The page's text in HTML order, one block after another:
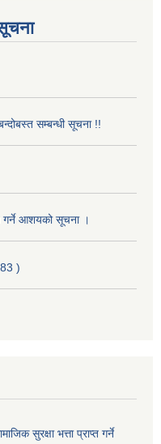
सम्बन्धी सूचना !!
गर्ने आशयको सूचना ।
)
सुरक्षा भत्ता प्राप्त गर्ने